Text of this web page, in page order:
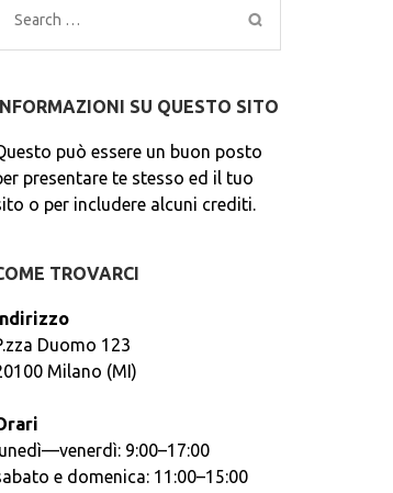
Search
for:
SU QUESTO SITO
può essere un buon posto
presentare te stesso ed il tuo
o per includere alcuni crediti.
TROVARCI
Duomo 123
Milano (MI)
9:00–17:00
e domenica: 11:00–15:00